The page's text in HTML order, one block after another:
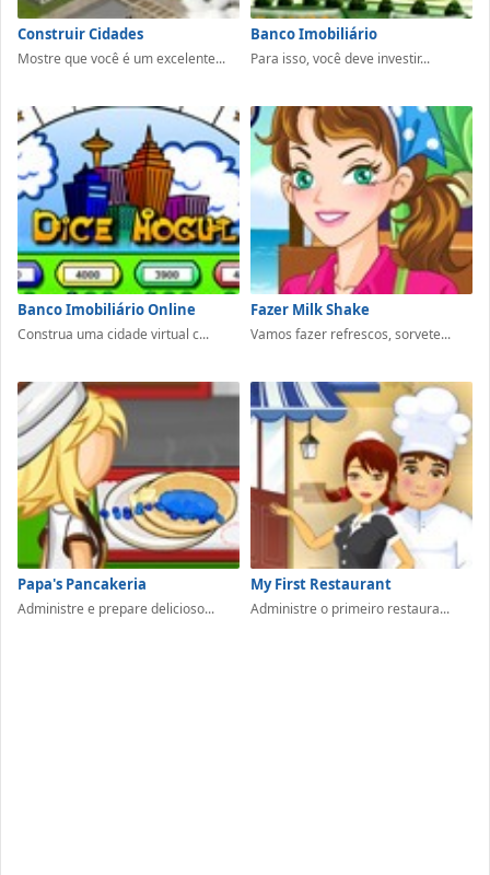
Construir Cidades
Mostre que você é um excelente...
Banco Imobiliário
Para isso, você deve investir...
Banco Imobiliário Online
Construa uma cidade virtual c...
Fazer Milk Shake
Vamos fazer refrescos, sorvete...
Papa's Pancakeria
Administre e prepare delicioso...
My First Restaurant
Administre o primeiro restaura...